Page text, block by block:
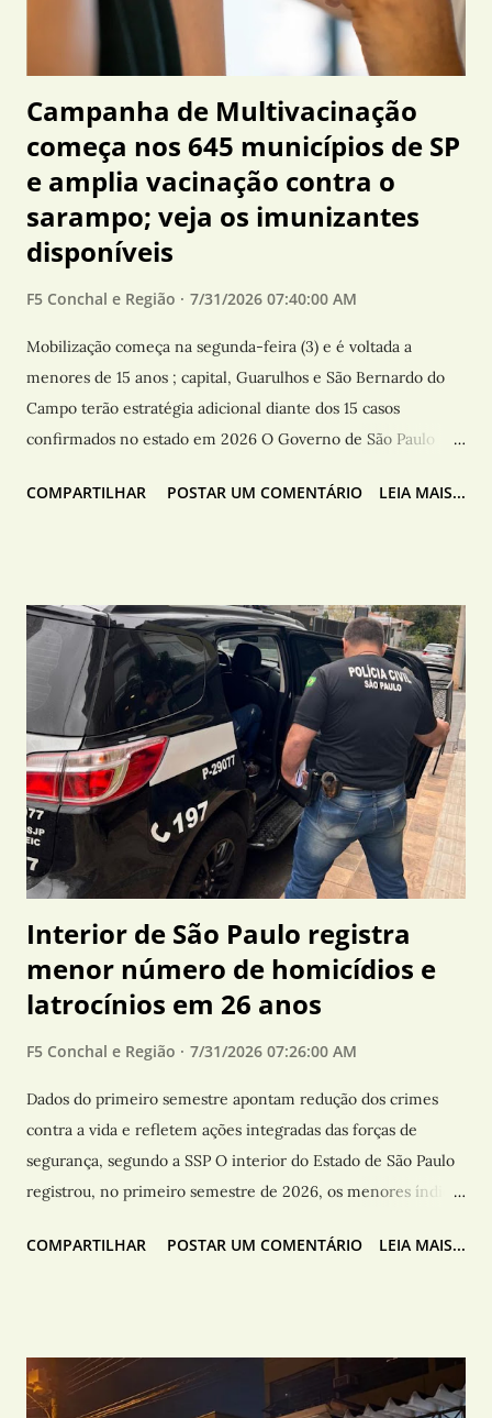
chegada do fenômeno, o documento revela um cenário
preocupante: existe probabilidade superior a 90% de qu...
Campanha de Multivacinação
começa nos 645 municípios de SP
e amplia vacinação contra o
sarampo; veja os imunizantes
disponíveis
F5 Conchal e Região 7/31/2026 07:40:00 AM
Mobilização começa na segunda-feira (3) e é voltada a
menores de 15 anos ; capital, Guarulhos e São Bernardo do
Campo terão estratégia adicional diante dos 15 casos
confirmados no estado em 2026 O Governo de São Paulo
Multivacinação para atualização da Caderneta de Vacinação
identificar e atualizar esquemas vacinais em atraso. Pais e
responsáveis devem levar crianças e adolescentes aos postos
de vacinação com a caderneta para que as equipes
verifiquem as doses indicadas de acordo com a faixa etária e
o histórico vacinal. Os locais e horários de atendimento são
definidos por cada município. Todos os imunizantes do
Calendário Nacional de Vacinação estão disponíveis nas
Unidades Básicas de Saúde dos 645 municípios paulistas.
Neste ano, a campanha será acompanhada de uma estr...
COMPARTILHAR POSTAR UM COMENTÁRIO LEIA MAIS...
Interior de São Paulo registra
menor número de homicídios e
latrocínios em 26 anos
F5 Conchal e Região 7/31/2026 07:26:00 AM
Dados do primeiro semestre apontam redução dos crimes
contra a vida e refletem ações integradas das forças de
segurança, segundo a SSP O interior do Estado de São Paulo
registrou, no primeiro semestre de 2026, os menores índices
histórica , em 2001. Os dados foram divulgados pela
foram contabilizados 728 homicídios dolosos no interior
paulista, um caso a menos que no mesmo período de 2025.
COMPARTILHAR POSTAR UM COMENTÁRIO LEIA MAIS...